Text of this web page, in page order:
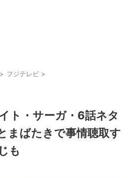
> フジテレビ >
ト・サーガ・6話ネタ
まばたきで事情聴取す
も